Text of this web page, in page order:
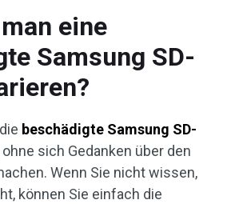
eine
Samsung SD-
beschädigte Samsung SD-
ohne sich Gedanken über den
Wenn Sie nicht wissen,
können Sie einfach die